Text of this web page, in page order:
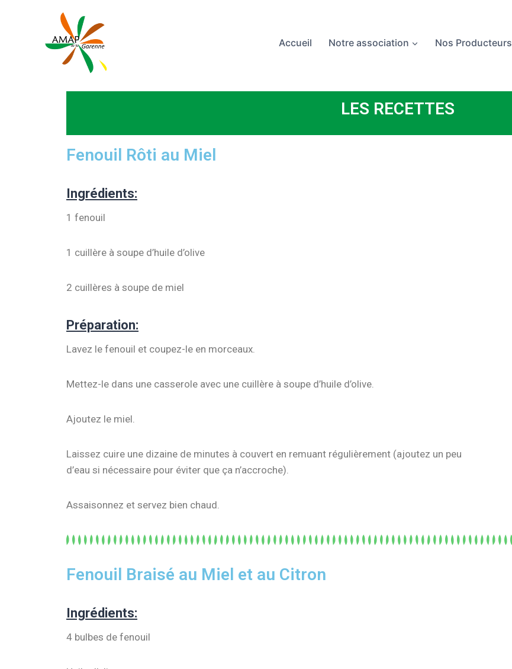
Accueil Notre association Nos Producteurs
LES RECETTES
Fenouil Rôti au Miel
Ingrédients:
1 fenouil
1 cuillère à soupe d’huile d’olive
2 cuillères à soupe de miel
Préparation:
Lavez le fenouil et coupez-le en morceaux.
Mettez-le dans une casserole avec une cuillère à soupe d’huile d’olive.
Ajoutez le miel.
Laissez cuire une dizaine de minutes à couvert en remuant régulièrement (ajoutez un peu
d’eau si nécessaire pour éviter que ça n’accroche).
Assaisonnez et servez bien chaud.
Fenouil Braisé au Miel et au Citron
Ingrédients:
4 bulbes de fenouil